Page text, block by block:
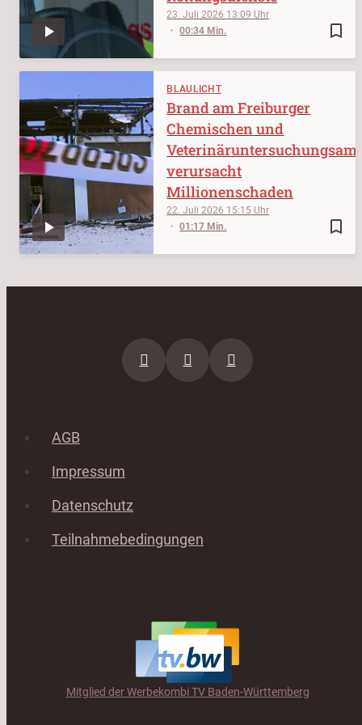
bookmark_border
23. Juli 2026 13:09
00:34 Min.
BLAULICHT
bookmark_border
22. Juli 2026 15:15
01:17 Min.
Brand am Freiburger
Chemischen und
Veterinäruntersuchungsamt
verursacht
Millionenschaden
AGB
Impressum
Datenschutz
Teilnahmebedingungen
Mitglied der Werbekombi TV Baden-Württemberg